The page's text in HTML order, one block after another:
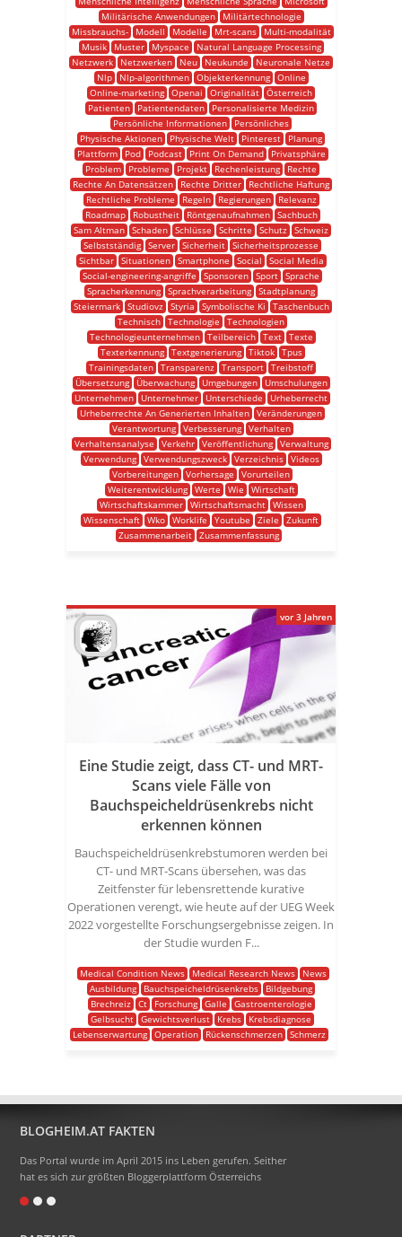
Militärische Anwendungen
Militärtechnologie
Missbrauchs-
Modell Modelle Mrt-scans
Multi-modalität
Musik
Muster Myspace
Natural Language Processing
Netzwerk
Netzwerken Neu Neukunde
Neuronale Netze
Nlp
Nlp-algorithmen Objekterkennung
Online
Online-marketing Openai Originalität Österreich
Patienten
Patientendaten
Personalisierte Medizin
Persönliche Informationen
Persönliches
Physische Aktionen
Physische Welt Pinterest
Planung
Plattform
Pod Podcast Print On Demand
Privatsphäre
Problem
Probleme Projekt Rechenleistung
Rechte
Rechte An Datensätzen
Rechte Dritter
Rechtliche Haftung
Rechtliche Probleme
Regeln Regierungen
Relevanz
Roadmap
Robustheit Röntgenaufnahmen
Sachbuch
Sam Altman Schaden Schlüsse Schritte Schutz Schweiz
Selbstständig Server Sicherheit Sicherheitsprozesse
Sichtbar
Situationen Smartphone Social
Social Media
Social-engineering-angriffe
Sponsoren Sport Sprache
Spracherkennung Sprachverarbeitung Stadtplanung
Steiermark
Studiovz Styria Symbolische Ki
Taschenbuch
Technisch Technologie
Technologien
Technologieunternehmen
Teilbereich Text
Texte
Texterkennung
Textgenerierung Tiktok
Tpus
Trainingsdaten Transparenz Transport Treibstoff
Übersetzung
Überwachung Umgebungen
Umschulungen
Unternehmen
Unternehmer Unterschiede
Urheberrecht
Urheberrechte An Generierten Inhalten Veränderungen
Verantwortung
Verbesserung
Verhalten
Verhaltensanalyse
Verkehr Veröffentlichung
Verwaltung
Verwendung
Verwendungszweck Verzeichnis
Videos
Vorbereitungen Vorhersage
Vorurteilen
Weiterentwicklung
Werte Wie
Wirtschaft
Wirtschaftskammer
Wirtschaftsmacht
Wissen
Wissenschaft Wko Worklife Youtube Ziele
Zukunft
Zusammenarbeit Zusammenfassung
Eine Studie zeigt, dass CT- und MRT-
Scans viele Fälle von
Bauchspeicheldrüsenkrebs nicht
erkennen können
Bauchspeicheldrüsenkrebstumoren werden bei
CT- und MRT-Scans übersehen, was das
Zeitfenster für lebensrettende kurative
Operationen verengt, wie heute auf der UEG Week
2022 vorgestellte Forschungsergebnisse zeigen. In
der Studie wurden F...
Medical Condition News Medical Research News
News
Ausbildung
Bauchspeicheldrüsenkrebs
Bildgebung
Brechreiz
Ct Forschung Galle
Gastroenterologie
Gelbsucht Gewichtsverlust Krebs
Krebsdiagnose
Lebenserwartung
Operation Rückenschmerzen Schmerz
vor 3 Jahren
BLOGHEIM.AT FAKTEN
Das Portal wurde im April 2015 ins Leben gerufen. Seither
hat es sich zur größten Bloggerplattform Österreichs